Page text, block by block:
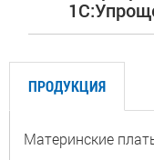
ПРОДУКЦИЯ
Материнские